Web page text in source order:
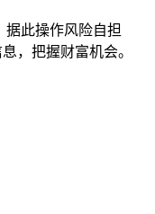
此操作风险自担
，把握财富机会。